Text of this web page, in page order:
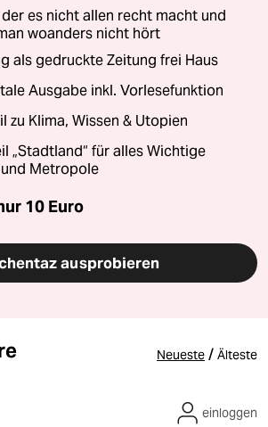
es nicht allen recht macht und
woanders nicht hört
als gedruckte Zeitung frei Haus
Ausgabe inkl. Vorlesefunktion
zu Klima, Wissen & Utopien
„Stadtland“ für alles Wichtige
Metropole
10 Euro
ausprobieren
Neueste / Älteste
einloggen